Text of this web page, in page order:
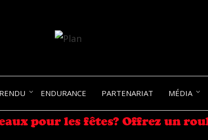
ENDURANCE PARTENARIAT MÉDIA